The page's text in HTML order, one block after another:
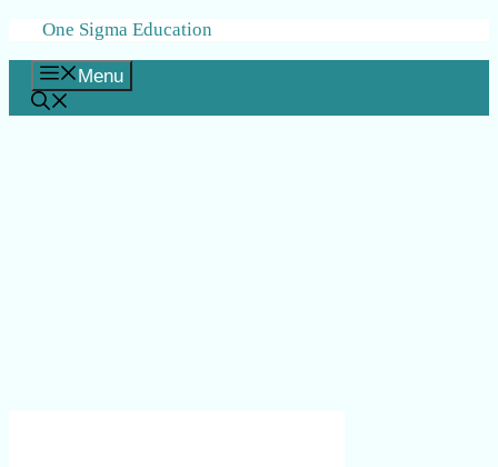
Skip
content
One Sigma Education
Menu